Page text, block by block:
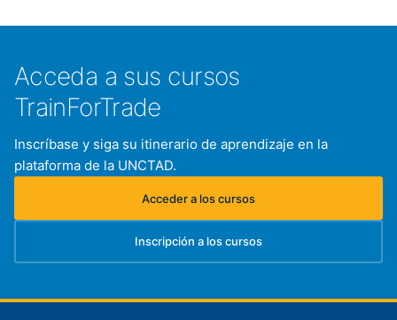
Acceda a sus cursos
TrainForTrade
Inscríbase y siga su itinerario de aprendizaje en la
plataforma de la UNCTAD.
Acceder a los cursos
(se abre en una nueva pestaña)
Inscripción a los cursos
(se abre en una nueva pestaña)